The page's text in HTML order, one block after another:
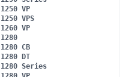
1250 VP
1250 VPS
1260 VP
1280
1280 CB
1280 DT
1280 Series